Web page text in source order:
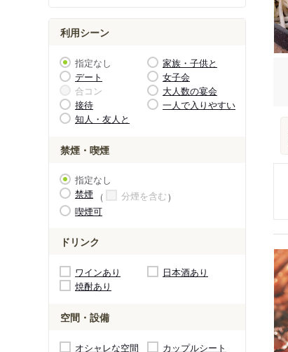
利用シーン
指定なし
家族・子供と
デート
女子会
合コン
大人数の宴会
接待
一人で入りやすい
知人・友人と
禁煙・喫煙
指定なし
禁煙
分煙を含む
喫煙可
ドリンク
ワインあり
日本酒あり
焼酎あり
空間・設備
オシャレな空間
カップルシート